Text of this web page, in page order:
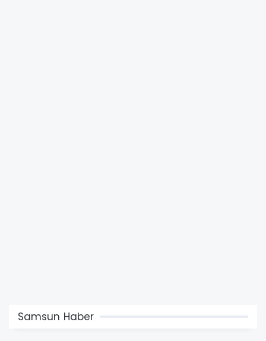
Samsun Haber